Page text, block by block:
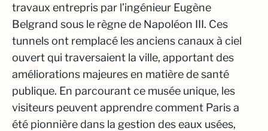
travaux entrepris par l’ingénieur Eugène
Belgrand sous le règne de Napoléon III. Ces
tunnels ont remplacé les anciens canaux à ciel
ouvert qui traversaient la ville, apportant des
améliorations majeures en matière de santé
publique. En parcourant ce musée unique, les
visiteurs peuvent apprendre comment Paris a
été pionnière dans la gestion des eaux usées,